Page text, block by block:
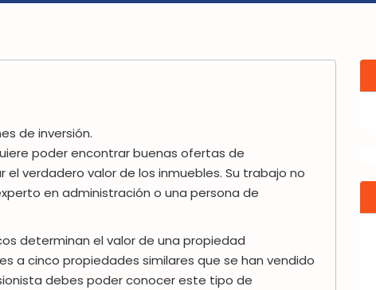
de inversión.
poder encontrar buenas ofertas de
verdadero valor de los inmuebles. Su trabajo no
en administración o una persona de
determinan el valor de una propiedad
a cinco propiedades similares que se han vendido
debes poder conocer este tipo de